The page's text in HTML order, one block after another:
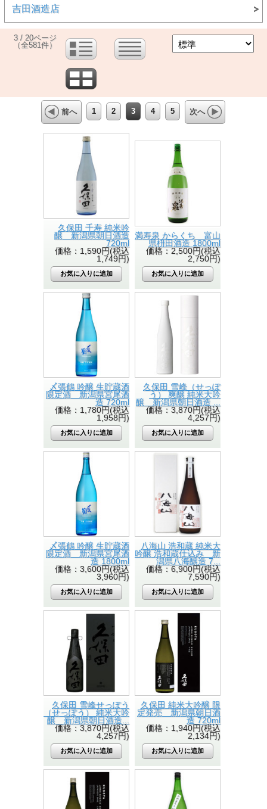
吉田酒造店
3 / 20ページ
（全581件）
前へ 1 2 3 4 5 次へ
久保田 千寿 純米吟
醸 新潟県朝日酒造
720ml
価格：1,590円(税込
1,749円)
満寿泉 からくち 富山
県枡田酒造 1800ml
価格：2,500円(税込
2,750円)
〆張鶴 吟醸 生貯蔵酒
限定酒 新潟県宮尾酒
造 720ml
価格：1,780円(税込
1,958円)
久保田 雪峰（せっぽ
う） 爽醸 純米大吟
醸 新潟県朝日酒造 ...
価格：3,870円(税込
4,257円)
〆張鶴 吟醸 生貯蔵酒
限定酒 新潟県宮尾酒
造 1800ml
価格：3,600円(税込
3,960円)
八海山 浩和蔵 純米大
吟醸 浩和蔵仕込み 新
潟県八海醸造 7...
価格：6,900円(税込
7,590円)
久保田 雪峰せっぽう
（せっぽう） 純米大吟
醸 新潟県朝日酒造...
価格：3,870円(税込
4,257円)
久保田 純米大吟醸 限
定発売 新潟県朝日酒
造 720ml
価格：1,940円(税込
2,134円)